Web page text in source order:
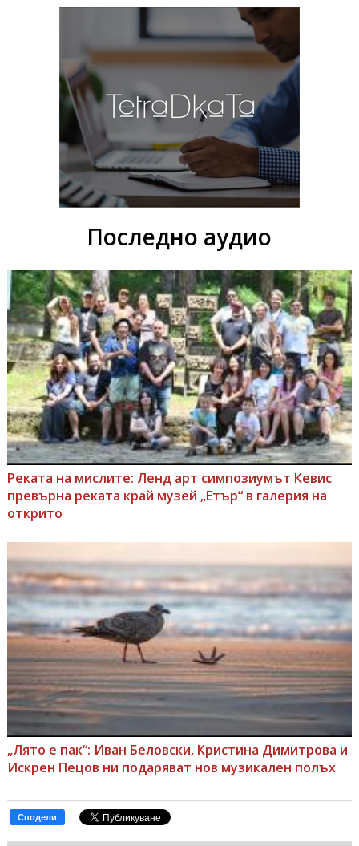
Последно аудио
Реката на мислите: Ленд арт симпозиумът Кевис
превърна реката край музей „Етър“ в галерия на
открито
„Лято е пак“: Иван Беловски, Кристина Димитрова и
Искрен Пецов ни подаряват нов музикален полъх
Сподели